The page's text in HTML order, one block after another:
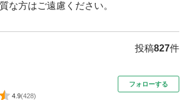
な方はご遠慮ください。
投稿827件
4.9(428)
フォローする